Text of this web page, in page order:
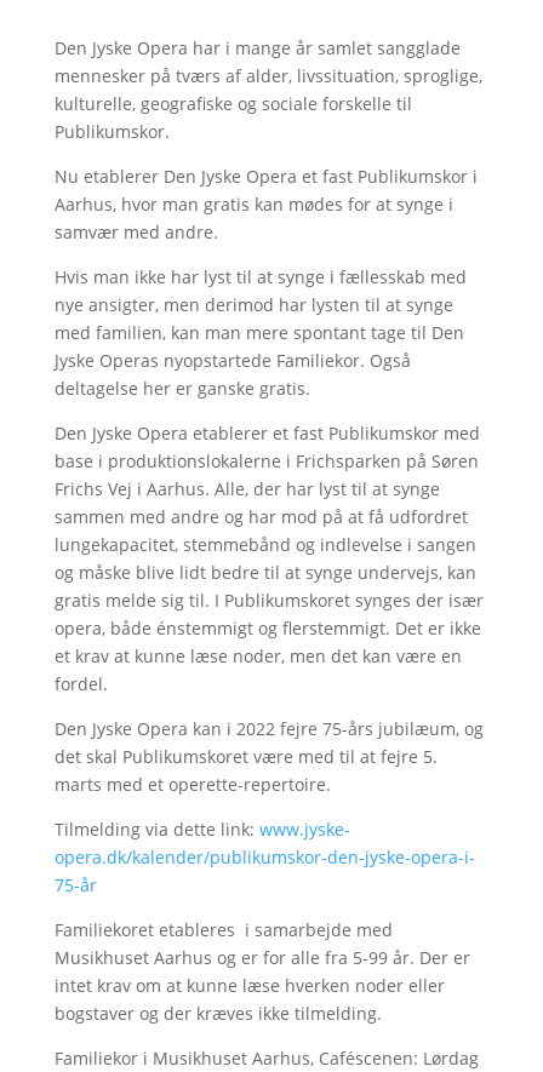
Den Jyske Opera har i mange år samlet sangglade
mennesker på tværs af alder, livssituation, sproglige,
kulturelle, geografiske og sociale forskelle til
Publikumskor.
Nu etablerer Den Jyske Opera et fast Publikumskor i
Aarhus, hvor man gratis kan mødes for at synge i
samvær med andre.
Hvis man ikke har lyst til at synge i fællesskab med
nye ansigter, men derimod har lysten til at synge
med familien, kan man mere spontant tage til Den
Jyske Operas nyopstartede Familiekor. Også
deltagelse her er ganske gratis.
Den Jyske Opera etablerer et fast Publikumskor med
base i produktionslokalerne i Frichsparken på Søren
Frichs Vej i Aarhus. Alle, der har lyst til at synge
sammen med andre og har mod på at få udfordret
lungekapacitet, stemmebånd og indlevelse i sangen
og måske blive lidt bedre til at synge undervejs, kan
gratis melde sig til. I Publikumskoret synges der især
opera, både énstemmigt og flerstemmigt. Det er ikke
et krav at kunne læse noder, men det kan være en
fordel.
Den Jyske Opera kan i 2022 fejre 75-års jubilæum, og
det skal Publikumskoret være med til at fejre 5.
marts med et operette-repertoire.
Tilmelding via dette link: www.jyske-
opera.dk/kalender/publikumskor-den-jyske-opera-i-
75-år
Familiekoret etableres i samarbejde med
Musikhuset Aarhus og er for alle fra 5-99 år. Der er
intet krav om at kunne læse hverken noder eller
bogstaver og der kræves ikke tilmelding.
Familiekor i Musikhuset Aarhus, Caféscenen: Lørdag